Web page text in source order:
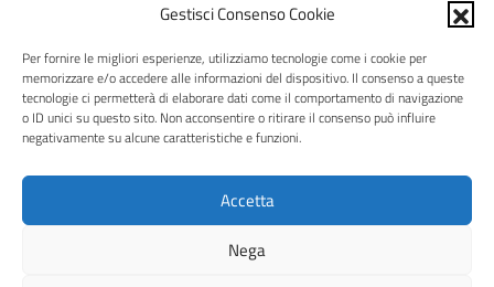
Gestisci Consenso Cookie
Per fornire le migliori esperienze, utilizziamo tecnologie come i cookie per
memorizzare e/o accedere alle informazioni del dispositivo. Il consenso a queste
tecnologie ci permetterà di elaborare dati come il comportamento di navigazione
o ID unici su questo sito. Non acconsentire o ritirare il consenso può influire
negativamente su alcune caratteristiche e funzioni.
Accetta
Nega
Codice Univoco per le fatture elettroniche: UFHWS5
Liceo Scientifico "Gaetano Rummo"
Conto Corrente Bancario (C.C.B.):
IT17 H 03069 15003 100000046036
Conto Tesoreria
CODICE TESORERIA: TU-421-0310110
IBAN: IT 84 E 01000 04306 TU0000017891